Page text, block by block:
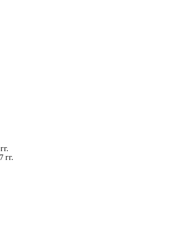
гг.